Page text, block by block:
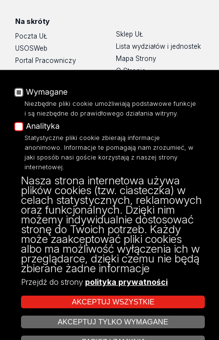
Na skróty
Poczta UŁ
USOSWeb
Portal Pracowniczy
Baza Aktów Własnych
Moodle
Eksperci UŁ
Polityka Prywatności
Dostępność
Sklep UŁ
Lista wydziałów i jednostek
Mapa Strony
O Stronie
ul. Narutowicza 68, 90-136 Łódź
NIP: 724 000 32 43
Adres do doręczeń elektronicznych (ADE):
AE:PL-74796-17640-IHHIV-17
KONTAKT
Projekt Multiportalu UŁ współfinansowany z funduszy Unii Europejskiej w
ramach konkursu NCBR
Wymagane
Niezbędne pliki cookie umożliwiają podstawowe funkcje
i są niezbędne do prawidłowego działania witryny.
Analityka
Statystyczne pliki cookie zbierają informacje
anonimowo. Informacje te pomagają nam zrozumieć, w
jaki sposób nasi goście korzystają z naszej strony
internetowej.
Nasza strona internetowa używa
plików cookies (tzw. ciasteczka) w
celach statystycznych, reklamowych
oraz funkcjonalnych. Dzięki nim
możemy indywidualnie dostosować
stronę do Twoich potrzeb. Każdy
może zaakceptować pliki cookies
albo ma możliwość wyłączenia ich w
przeglądarce, dzięki czemu nie będą
zbierane żadne informacje
Przejdź do strony polityka prywatności
AKCEPTUJ WSZYSTKIE
AKCEPTUJ TYLKO WYMAGANE
ZARZĄDZAJ COOKIES